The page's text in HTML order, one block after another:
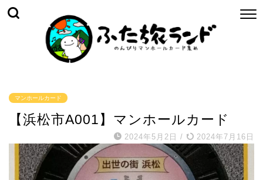
マンホールカード
【浜松市A001】マンホールカード
2024年5月2日 / 2024年7月16日